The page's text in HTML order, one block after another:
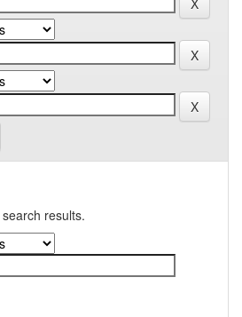
results.